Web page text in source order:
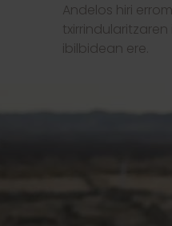
Andelos hiri
ibilbidean ere.